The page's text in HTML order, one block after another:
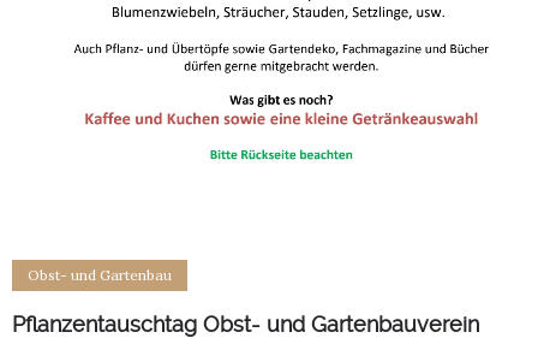
Obst- und Gartenbau
Pflanzentauschtag Obst- und Gartenbauverein